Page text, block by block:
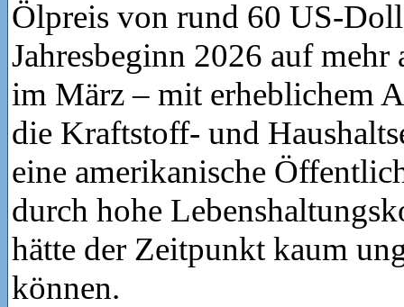
Ölpreis von rund 60 US-
Jahresbeginn 2026 auf
im März – mit erheblichem
die Kraftstoff- und
eine amerikanische
durch hohe
hätte der Zeitpunkt kaum
können.